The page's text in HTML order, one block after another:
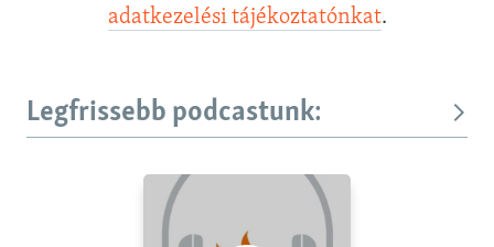
adatkezelési tájékoztatónkat.
Legfrissebb podcastunk: